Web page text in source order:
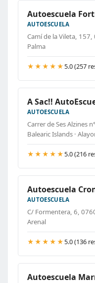
Autoescuela
AUTOESCUELA
Camí de la Vileta, 157,
Palma
★★★★★ 5.0 (257
A Sac!!
AUTOESCUELA
Carrer de Ses Alzines
Balearic Islands ·
★★★★★ 5.0 (216
Autoescuela
AUTOESCUELA
C/ Formentera, 6,
Arenal
★★★★★ 5.0 (136
Autoescuela